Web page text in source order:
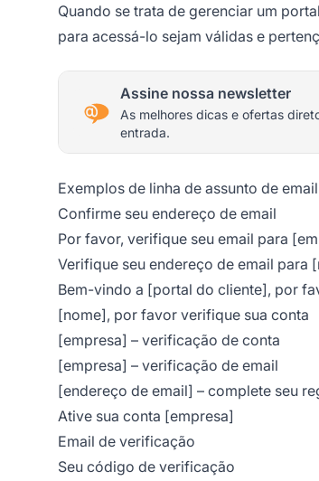
Quando se trata de gerenciar um
para acessá-lo sejam válidas e
Assine nossa newsletter
As melhores dicas e ofertas
entrada.
Exemplos de linha de assunto de
Confirme seu endereço de email
Por favor, verifique seu email para
Verifique seu endereço de email para
Bem-vindo a [portal do cliente], por
[nome], por favor verifique sua conta
[empresa] – verificação de conta
[empresa] – verificação de email
[endereço de email] – complete seu
Ative sua conta [empresa]
Email de verificação
Seu código de verificação